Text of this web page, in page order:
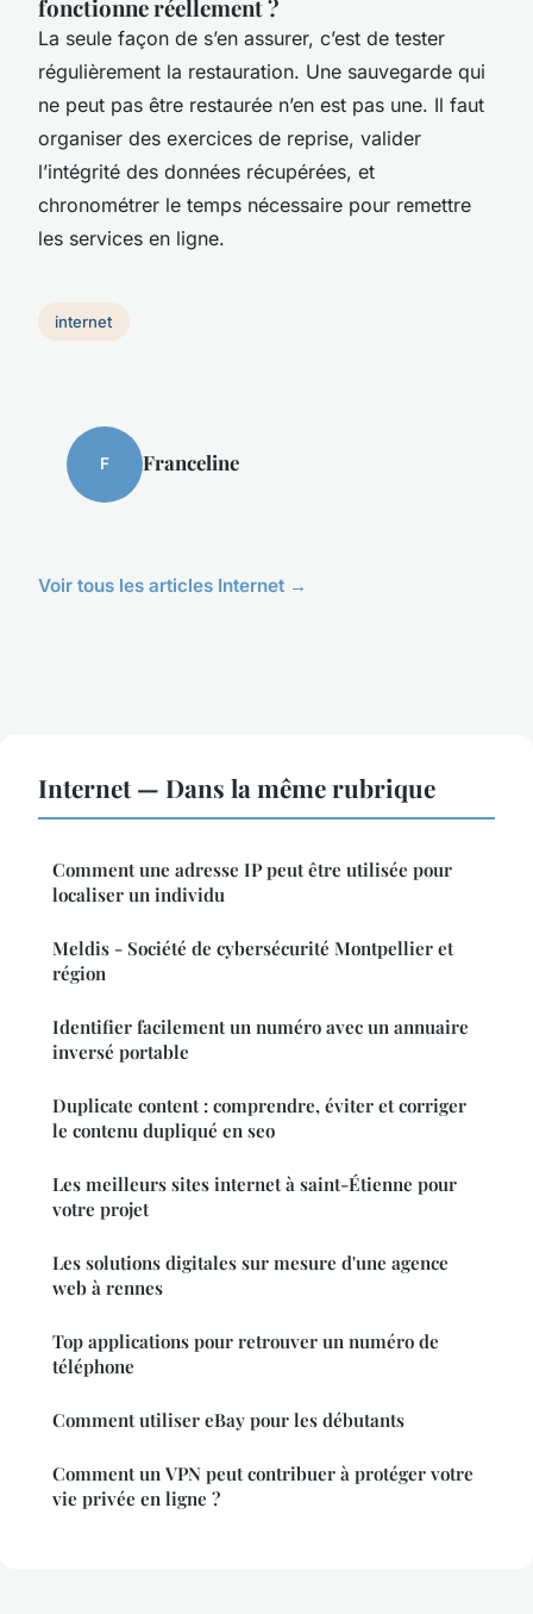
fonctionne réellement ?
La seule façon de s’en assurer, c’est de tester
régulièrement la restauration. Une sauvegarde qui
ne peut pas être restaurée n’en est pas une. Il faut
organiser des exercices de reprise, valider
l’intégrité des données récupérées, et
chronométrer le temps nécessaire pour remettre
les services en ligne.
internet
F Franceline
Voir tous les articles Internet →
Internet — Dans la même rubrique
Comment une adresse IP peut être utilisée pour
localiser un individu
Meldis - Société de cybersécurité Montpellier et
région
Identifier facilement un numéro avec un annuaire
inversé portable
Duplicate content : comprendre, éviter et corriger
le contenu dupliqué en seo
Les meilleurs sites internet à saint-Étienne pour
votre projet
Les solutions digitales sur mesure d'une agence
web à rennes
Top applications pour retrouver un numéro de
téléphone
Comment utiliser eBay pour les débutants
Comment un VPN peut contribuer à protéger votre
vie privée en ligne ?